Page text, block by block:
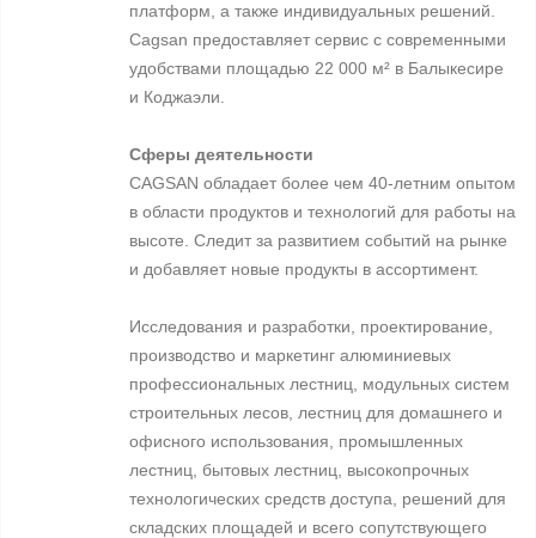
платформ, а также индивидуальных решений.
Cagsan предоставляет сервис с современными
удобствами площадью 22 000 м² в Балыкесире
и Коджаэли.
Сферы деятельности
CAGSAN обладает более чем 40-летним опытом
в области продуктов и технологий для работы на
высоте. Следит за развитием событий на рынке
и добавляет новые продукты в ассортимент.
Исследования и разработки, проектирование,
производство и маркетинг алюминиевых
профессиональных лестниц, модульных систем
строительных лесов, лестниц для домашнего и
офисного использования, промышленных
лестниц, бытовых лестниц, высокопрочных
технологических средств доступа, решений для
складских площадей и всего сопутствующего